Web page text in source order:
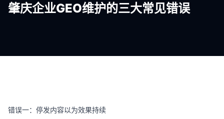
肇庆企业GEO维护的三大常见错误
错误一：停发内容以为效果持续